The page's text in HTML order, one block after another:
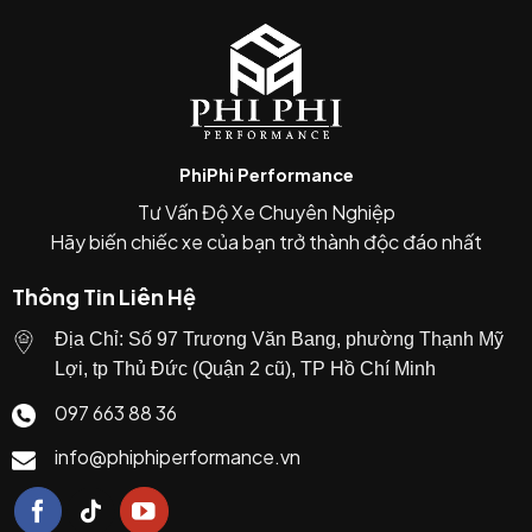
Là một trong những mod:
hiệu quả nhất về ngoại hình
✔ thể thao hơn
PhiPhi Performance
Tư Vấn Độ Xe Chuyên Nghiệp
Hãy biến chiếc xe của bạn trở thành độc đáo nhất
Thông Tin Liên Hệ
Địa Chỉ: Số 97 Trương Văn Bang, phường Thạnh Mỹ
Lợi, tp Thủ Đức (Quận 2 cũ), TP Hồ Chí Minh
097 663 88 36
info@phiphiperformance.vn
0